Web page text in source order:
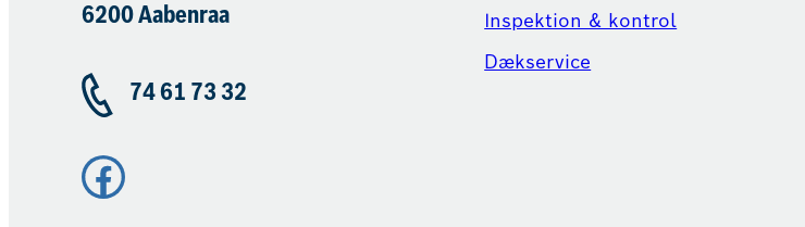
6200 Aabenraa
74 61 73 32
Facebook
Inspektion & kontrol
Dækservice